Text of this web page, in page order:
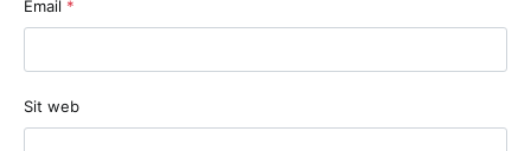
Email *
Sit web